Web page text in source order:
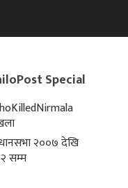
Special
२००७ देखि
सम्म